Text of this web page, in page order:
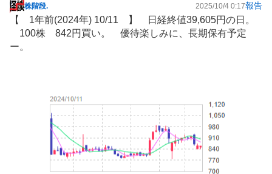
掲
示
株階段. 2025/10/4 0:17報告
【 1年前(2024年) 10/11 】 日経終値39,605円の日。
100株 842円買い。 優待楽しみに、長期保有予定
ー。